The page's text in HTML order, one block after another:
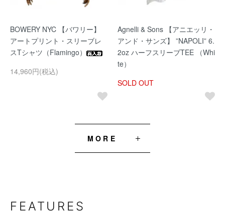
BOWERY NYC 【バワリー】
アートプリント・スリーブレ
スTシャツ（Flamingo）
14,960円(税込)
Agnelli & Sons 【アニエッリ・
アンド・サンズ】 ”NAPOLI” 6.
2oz ハーフスリーブTEE （Whi
te）
SOLD OUT
MORE
FEATURES